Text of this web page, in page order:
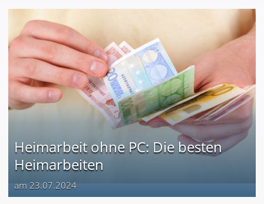
Heimarbeit ohne PC: Die besten
Heimarbeiten
am 23.07.2024